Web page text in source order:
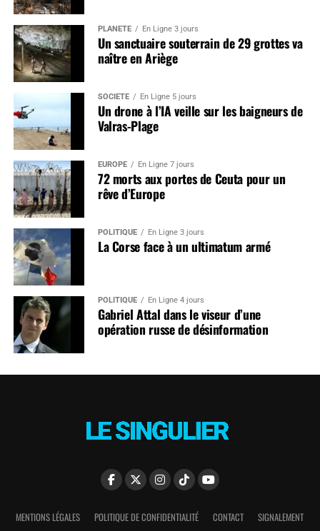
PLANÈTE En Ligne 3 jours
Un sanctuaire souterrain de 29 grottes va
naître en Ariège
SOCIÉTÉ En Ligne 5 jours
Un drone à l’IA veille sur les baigneurs de
Valras-Plage
EUROPE En Ligne 7 jours
72 morts aux portes de Ceuta pour un
rêve d’Europe
POLITIQUE En Ligne 3 jours
La Corse face à un ultimatum armé
POLITIQUE En Ligne 4 jours
Gabriel Attal dans le viseur d’une
opération russe de désinformation
MENTIONS LÉGALES POLITIQUE DE CONFIDENTIALITÉ CONTACT SIGNALEMENT